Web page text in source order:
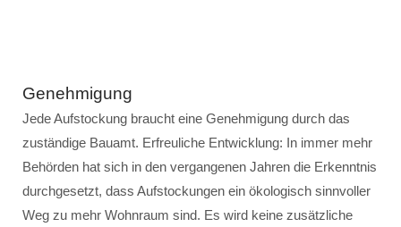
Genehmigung
Jede Aufstockung braucht eine Genehmigung durch das
zuständige Bauamt. Erfreuliche Entwicklung: In immer mehr
Behörden hat sich in den vergangenen Jahren die Erkenntnis
durchgesetzt, dass Aufstockungen ein ökologisch sinnvoller
Weg zu mehr Wohnraum sind. Es wird keine zusätzliche